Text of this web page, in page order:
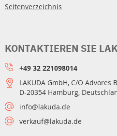
Seitenverzeichnis
KONTAKTIEREN SIE
+49 32 221098014
LAKUDA GmbH, C/O Advores
D-20354 Hamburg,
info@lakuda.de
verkauf@lakuda.de